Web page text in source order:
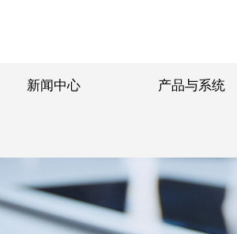
新闻中心 产品与系统